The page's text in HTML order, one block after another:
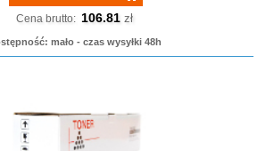
Cena brutto: 106.81 zł
mało - czas wysyłki 48h